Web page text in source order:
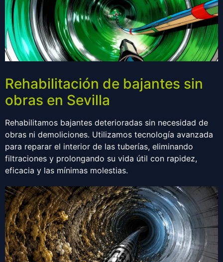
Rehabilitación de bajantes sin
obras en Sevilla
Rehabilitamos bajantes deterioradas sin necesidad de
obras ni demoliciones. Utilizamos tecnología avanzada
para reparar el interior de las tuberías, eliminando
filtraciones y prolongando su vida útil con rapidez,
eficacia y las mínimas molestias.